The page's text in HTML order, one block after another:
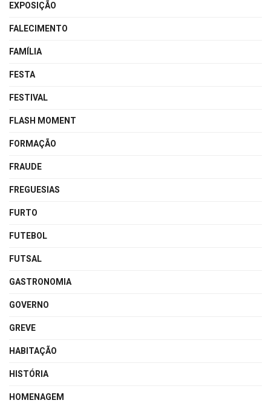
EXPOSIÇÃO
FALECIMENTO
FAMÍLIA
FESTA
FESTIVAL
FLASH MOMENT
FORMAÇÃO
FRAUDE
FREGUESIAS
FURTO
FUTEBOL
FUTSAL
GASTRONOMIA
GOVERNO
GREVE
HABITAÇÃO
HISTÓRIA
HOMENAGEM